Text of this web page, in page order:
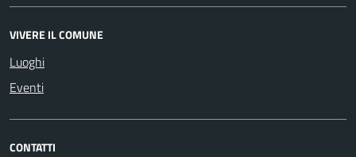
VIVERE IL COMUNE
Luoghi
Eventi
CONTATTI